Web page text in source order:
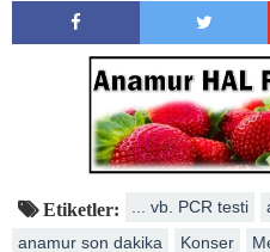
Etiketler: ... vb. PCR testi
anamur son dakika
Konser